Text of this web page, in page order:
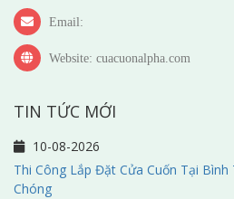
Email:
Website: cuacuonalpha.com
TIN TỨC MỚI
10-08-2026
Thi Công Lắp Đặt Cửa Cuốn Tại
Chóng